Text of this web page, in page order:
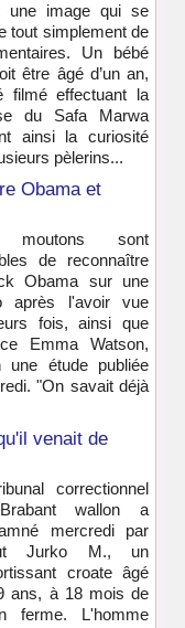
une image qui se
tout simplement de
Un bébé
être âgé d’un an,
filmé effectuant la
du Safa Marwa
ainsi la curiosité
pèlerins...
Obama et
moutons sont
de reconnaître
Obama sur une
après l'avoir vue
fois, ainsi que
Emma Watson,
une étude publiée
"On savait déjà
venait de
correctionnel
wallon a
mercredi par
Jurko M., un
croate âgé
ans, à 18 mois de
ferme. L'homme